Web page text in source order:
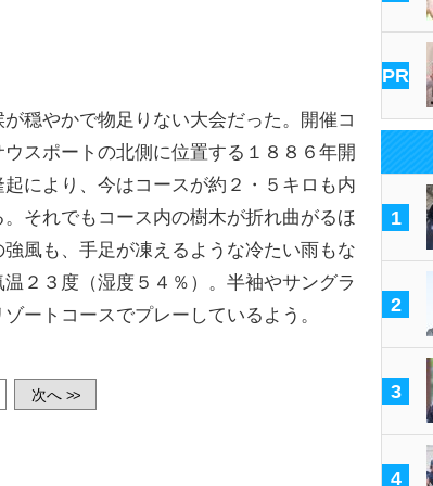
穏やかで物足りない大会だった。開催コ
スポートの北側に位置する１８８６年開
により、今はコースが約２・５キロも内
それでもコース内の樹木が折れ曲がるほ
風も、手足が凍えるような冷たい雨もな
２３度（湿度５４％）。半袖やサングラ
ートコースでプレーしているよう。
次へ >>
PR
1
2
3
4